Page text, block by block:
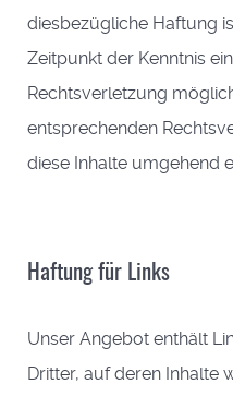
diesbezügliche Haftung
Zeitpunkt der Kenntnis
Rechtsverletzung
entsprechenden
diese Inhalte umgehend
Haftung für Links
Unser Angebot enthält
Dritter, auf deren Inhalte